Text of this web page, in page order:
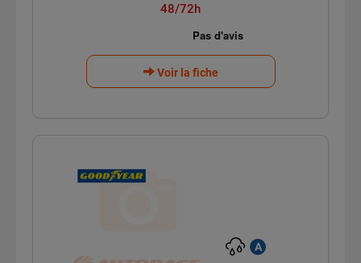
48/72h
Voir la fiche
A